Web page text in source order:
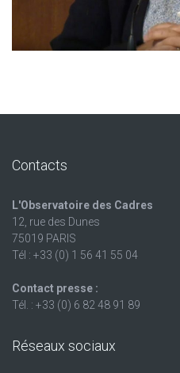
Contacts
L'Observatoire des Cadres
12, rue des Dunes
75019 PARIS
Tél : +33 (0) 1 56 41 55 04
Contact presse :
Tél. : +33 (0) 6 82 48 91 89
Réseaux sociaux